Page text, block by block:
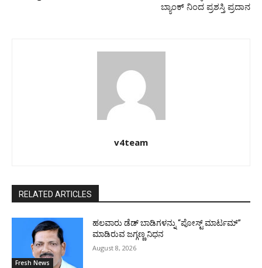
ಬ್ಯಾಂಕ್‌ ನಿಂದ ಪ್ರಶಸ್ತಿ ಪ್ರದಾನ
v4team
RELATED ARTICLES
Fresh News
ಹಲವಾರು ಡೆಡ್ ಬಾಡಿಗಳನ್ನು “ಪೋಸ್ಟ್ ಮಾರ್ಟಮ್”
ಮಾಡಿರುವ ಜಗ್ಗಣ್ಣ ನಿಧನ
August 8, 2026